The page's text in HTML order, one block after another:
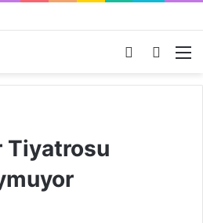
Arama
Kayıt
Tiyatrosu